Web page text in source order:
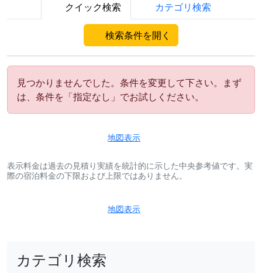
クイック検索 カテゴリ検索
検索条件を開く
見つかりませんでした。条件を変更して下さい。まず
は、条件を「指定なし」でお試しください。
地図表示
表示料金は過去の見積り実績を統計的に示した中央参考値です。実
際の宿泊料金の下限および上限ではありません。
地図表示
カテゴリ検索